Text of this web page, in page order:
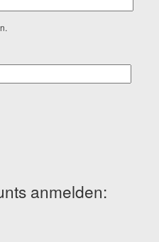
anmelden: